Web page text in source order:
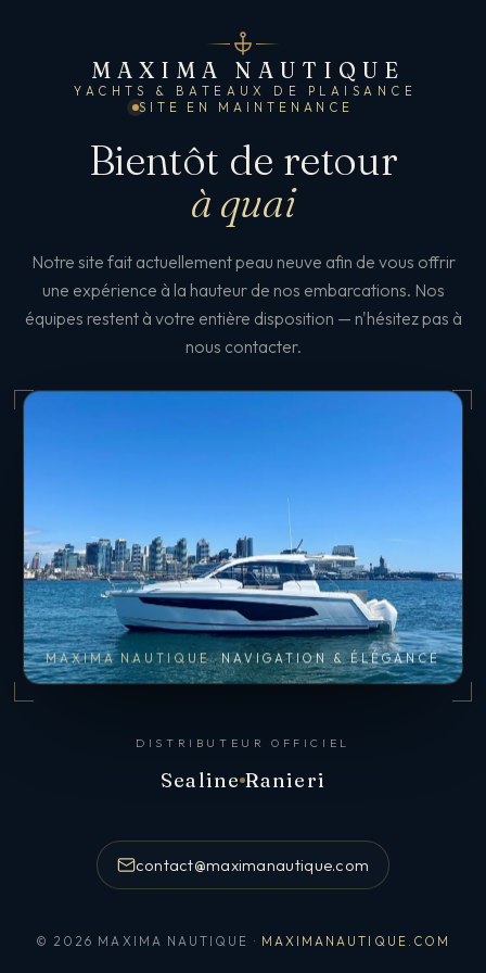
MAXIMA NAUTIQUE
YACHTS & BATEAUX DE PLAISANCE
SITE EN MAINTENANCE
Bientôt de retour
à quai
Notre site fait actuellement peau neuve afin de vous offrir
une expérience à la hauteur de nos embarcations. Nos
équipes restent à votre entière disposition — n'hésitez pas à
nous contacter.
MAXIMA NAUTIQUE NAVIGATION & ÉLÉGANCE
DISTRIBUTEUR OFFICIEL
Sealine Ranieri
contact@maximanautique.com
© 2026 MAXIMA NAUTIQUE · MAXIMANAUTIQUE.COM